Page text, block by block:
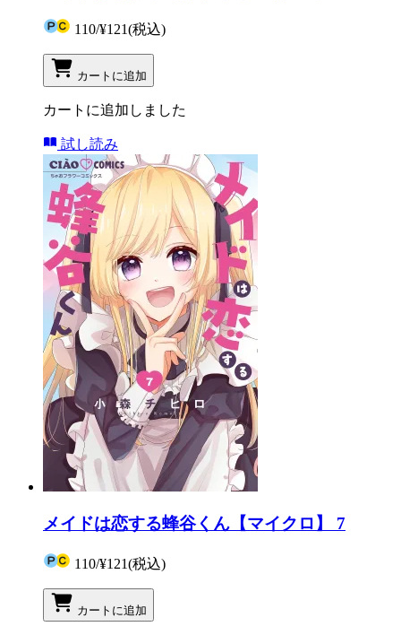
110/¥121(税込)
カートに追加
カートに追加しました
試し読み
メイドは恋する蜂谷くん【マイクロ】 7
110/¥121(税込)
カートに追加